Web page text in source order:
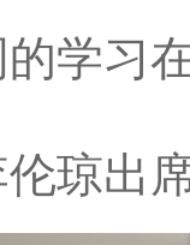
学习
琼出